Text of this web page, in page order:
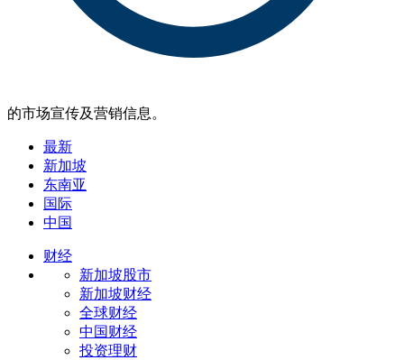
的市场宣传及营销信息。
最新
新加坡
东南亚
国际
中国
财经
新加坡股市
新加坡财经
全球财经
中国财经
投资理财